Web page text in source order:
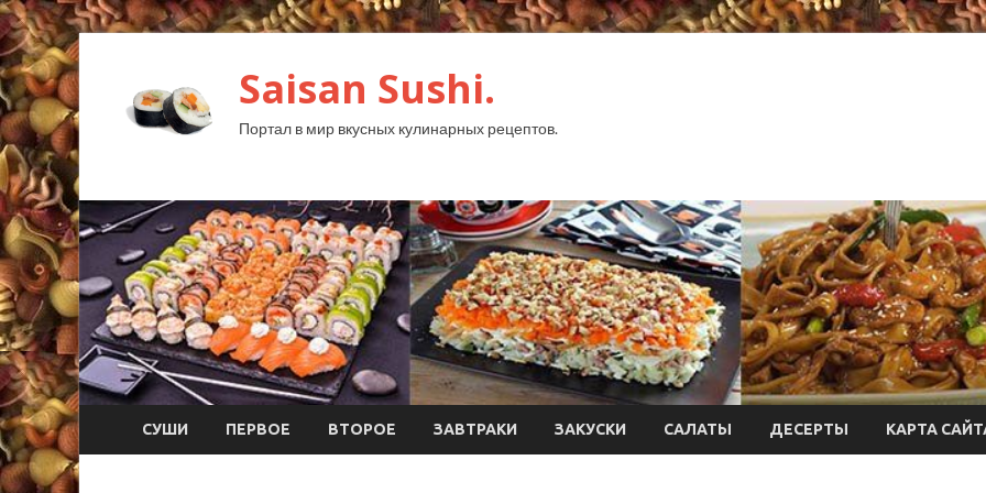
Saisan Sushi.
Портал в мир вкусных кулинарных рецептов.
СУШИ ПЕРВОЕ ВТОРОЕ ЗАВТРАКИ ЗАКУСКИ САЛАТЫ ДЕСЕРТЫ КАРТА